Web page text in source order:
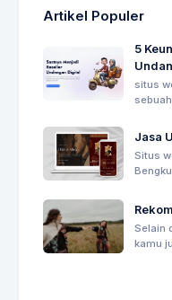
Artikel Populer
5
situs
Jasa
Situs
Selain
kamu